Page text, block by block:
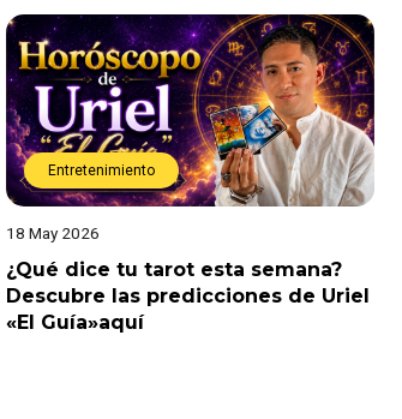
Entretenimiento
18 May 2026
¿Qué dice tu tarot esta semana?
Descubre las predicciones de Uriel
«El Guía»aquí